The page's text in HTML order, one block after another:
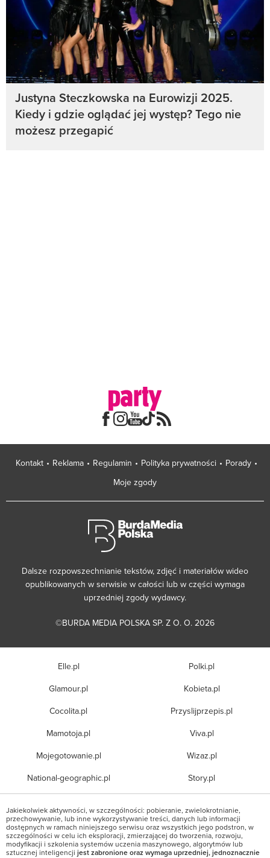
Justyna Steczkowska na Eurowizji 2025.
Kiedy i gdzie oglądać jej występ? Tego nie
możesz przegapić
Kontakt Reklama Regulamin Polityka prywatności
Porady
Moje zgody
Dalsze rozpowszechnianie tekstów, zdjęć i materiałów wideo
opublikowanych w serwisie w całości lub w części wymaga
uprzedniej zgody wydawcy.
©BURDA MEDIA POLSKA SP. Z O. O. 2026
Elle.pl
Glamour.pl
Cocolita.pl
Mamotoja.pl
Mojegotowanie.pl
National-geographic.pl
Polki.pl
Kobieta.pl
Przyslijprzepis.pl
Viva.pl
Wizaz.pl
Story.pl
Jakiekolwiek aktywności, w szczególności: pobieranie, zwielokrotnianie,
przechowywanie, lub inne wykorzystywanie treści, danych lub informacji
dostępnych w ramach niniejszego serwisu oraz wszystkich jego podstron, w
szczególności w celu ich eksploracji, zmierzającej do tworzenia, rozwoju,
modyfikacji i szkolenia systemów uczenia maszynowego, algorytmów lub
sztucznej inteligencji jest zabronione oraz wymaga uprzedniej, jednoznacznie